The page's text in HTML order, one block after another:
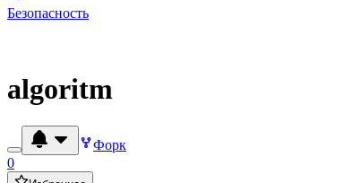
Безопасность
algoritm
Форк
0